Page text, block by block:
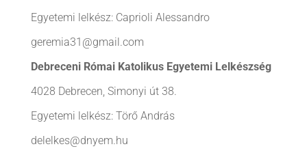
Egyetemi lelkész: Caprioli Alessandro
geremia31@gmail.com
Debreceni Római Katolikus Egyetemi Lelkészség
4028 Debrecen, Simonyi út 38.
Egyetemi lelkész: Törő András
delelkes@dnyem.hu